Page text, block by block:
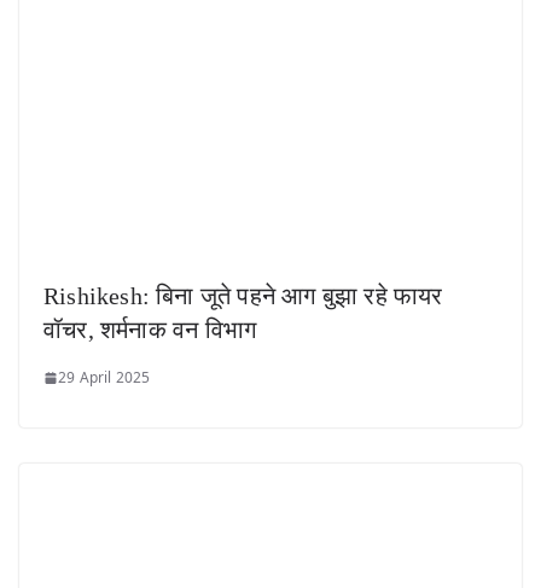
Rishikesh: बिना जूते पहने आग बुझा रहे फायर
वॉचर, शर्मनाक वन विभाग
29 April 2025